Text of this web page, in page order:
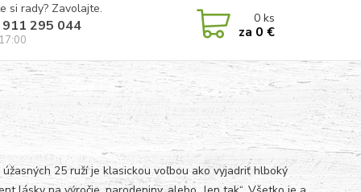
si rady? Zavolajte.
295 044 0ks
za 0 €
25 ruží je klasickou voľbou ako vyjadriť hlboký